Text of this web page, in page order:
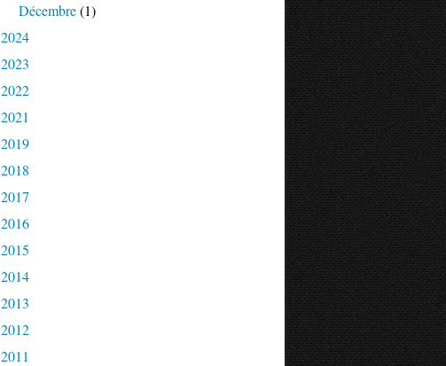
Décembre(1)
2024
2023
2022
2021
2019
2018
2017
2016
2015
2014
2013
2012
2011